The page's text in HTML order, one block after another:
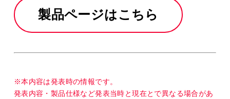
製品ページはこちら
※本内容は発表時の情報です。
発表内容・製品仕様など発表当時と現在とで異なる場合があ